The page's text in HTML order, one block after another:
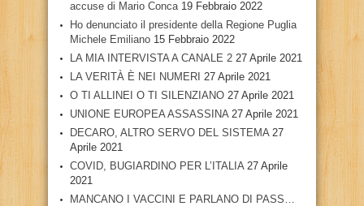
accuse di Mario Conca 19 Febbraio 2022
Ho denunciato il presidente della Regione Puglia
Michele Emiliano 15 Febbraio 2022
LA MIA INTERVISTA A CANALE 2 27 Aprile 2021
LA VERITÀ È NEI NUMERI 27 Aprile 2021
O TI ALLINEI O TI SILENZIANO 27 Aprile 2021
UNIONE EUROPEA ASSASSINA 27 Aprile 2021
DECARO, ALTRO SERVO DEL SISTEMA 27
Aprile 2021
COVID, BUGIARDINO PER L’ITALIA 27 Aprile
2021
MANCANO I VACCINI E PARLANO DI PASS…